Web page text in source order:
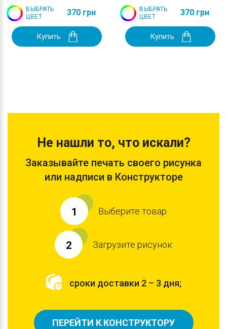
ВЫБРАТЬ
ЦВЕТ
370 грн
Купить
ВЫБРАТЬ
ЦВЕТ
370 грн
Купить
Не нашли то, что искали?
Заказывайте печать своего рисунка
или надписи в Конструкторе
1 Выберите товар
2 Загрузите рисунок
сроки доставки 2 – 3 дня;
ПЕРЕЙТИ К КОНСТРУКТОРУ